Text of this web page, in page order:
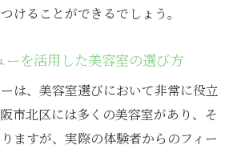
おすすめメンズカット
判の顔型診断ができる美容室
かしたヘアスタイルの提案
説する顔型とカットの関係
けることができるでしょう。
ーを活用した美容室の選び方
は、美容室選びにおいて非常に役立
市北区には多くの美容室があり、そ
ますが、実際の体験者からのフィー